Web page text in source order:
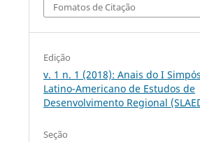
Fomatos de Citação
Edição
v. 1 n. 1 (2018): Anais do I
Latino-Americano de Estudos de
Desenvolvimento Regional
Seção